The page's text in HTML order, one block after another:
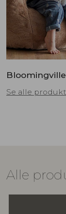
Se alle
Alle